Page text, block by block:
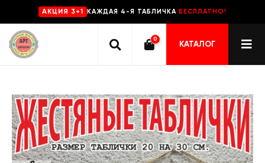
AKЦИЯ 3+1 КАЖДАЯ 4-Я ТАБЛИЧКА БЕСПЛАТНО!
0
КАТАЛОГ